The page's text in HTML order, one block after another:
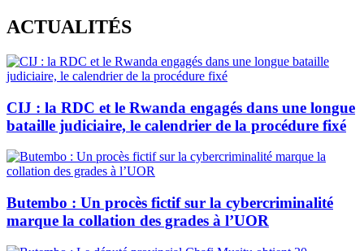
Skip
to
content
ACTUALITÉS
CIJ : la RDC et le Rwanda engagés dans une longue
bataille judiciaire, le calendrier de la procédure fixé
Butembo : Un procès fictif sur la cybercriminalité
marque la collation des grades à l’UOR